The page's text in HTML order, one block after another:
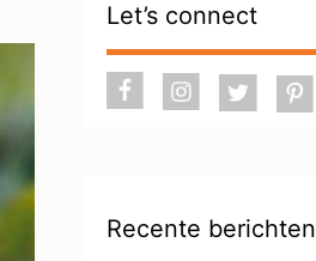
Let’s connect
Recente berichten